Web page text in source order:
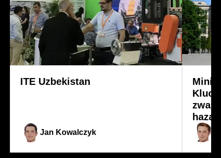
ITE Uzbekistan
Jan Kowalczyk